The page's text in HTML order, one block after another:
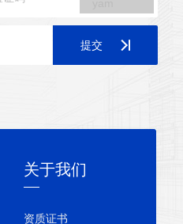
提交
关于我们
资质证书